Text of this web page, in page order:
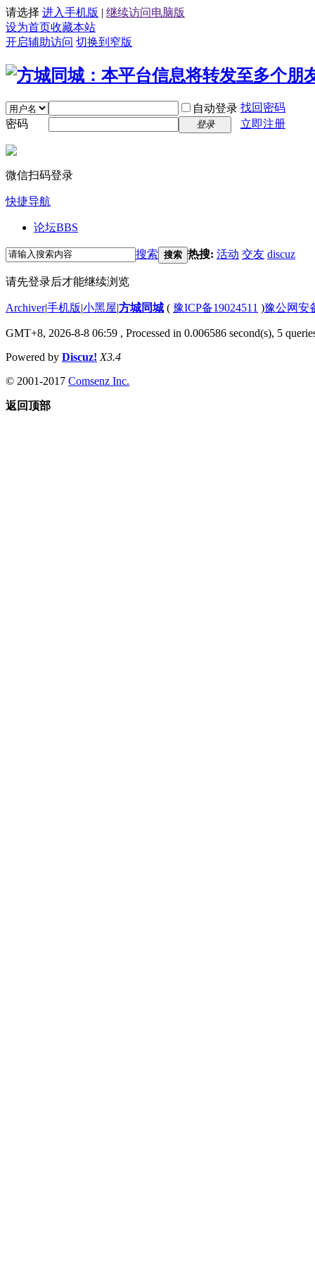
请选择 进入手机版 | 继续访问电脑版
设为首页收藏本站
开启辅助访问 切换到窄版
自动登录 找回密码
密码
登录 立即注册
微信扫码登录
快捷导航
论坛BBS
搜索 搜索 热搜: 活动 交友 discuz
请先登录后才能继续浏览
Archiver|手机版|小黑屋|方城同城 ( 豫ICP备19024511 )豫公网安
GMT+8, 2026-8-8 06:59 , Processed in 0.006586 second(s), 5
Powered by Discuz! X3.4
© 2001-2017 Comsenz Inc.
返回顶部